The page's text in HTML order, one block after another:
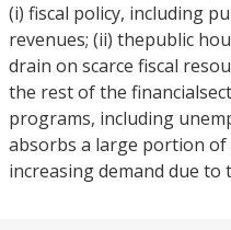
(i) fiscal policy, including
revenues; (ii) thepublic
drain on scarce fiscal
the rest of the
programs, including
absorbs a large portion of
increasing demand due to